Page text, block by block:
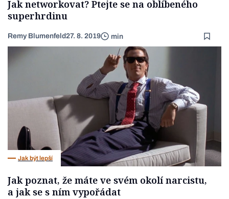
Jak networkovat? Ptejte se na oblíbeného
superhrdinu
Remy Blumenfeld27. 8. 2019 min
Jak být lepší
Jak poznat, že máte ve svém okolí narcistu,
a jak se s ním vypořádat